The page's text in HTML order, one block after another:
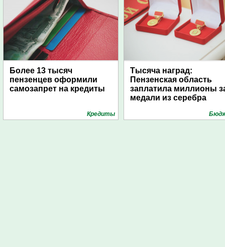
Более 13 тысяч
пензенцев оформили
самозапрет на кредиты
Кредиты
Тысяча наград:
Пензенская область
заплатила миллионы
медали из серебра